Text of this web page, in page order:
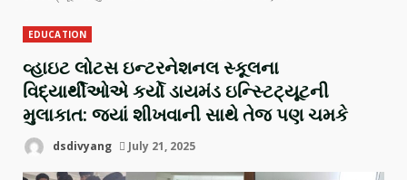
EDUCATION
વ્હાઇટ લોટસ ઇન્ટરનેશનલ સ્કૂલના
વિદ્યાર્થીઓએ કર્યો ડાયમંડ ઇન્સ્ટિટ્યૂટની
મુલાકાત: જ્યાં શીખવાની સાથે તેજ પણ ચમકે
dsdivyang July 21, 2025